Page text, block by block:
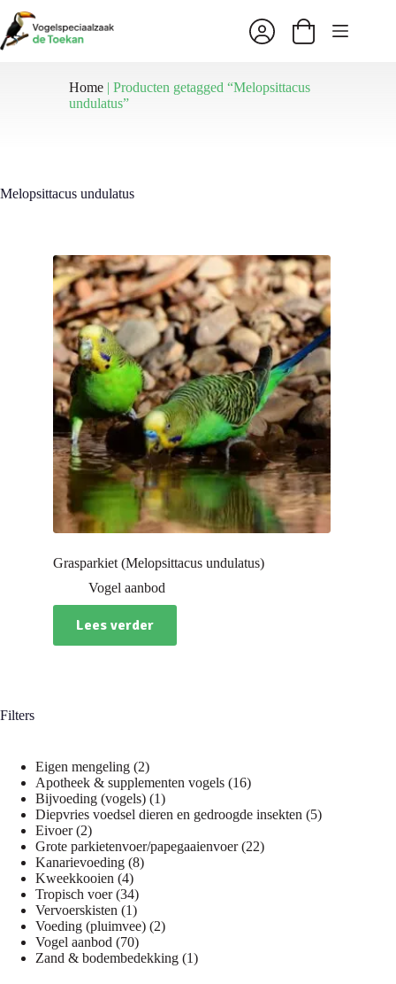
naar
de
inhoud
Winkelwagen
Home |Producten getagged “Melopsittacus
undulatus”
Melopsittacus undulatus
Grasparkiet (Melopsittacus undulatus)
Vogel aanbod
Lees verder
Filters
Eigen mengeling 22
producten
Apotheek & supplementen vogels 1616
Bijvoeding (vogels) 11
product
Diepvries voedsel dieren en gedroogde insekten 55
Eivoer 22
producten
Grote parkietenvoer/papegaaienvoer 2222
Kanarievoeding 88
Kweekkooien 44
producten
Tropisch voer 3434
producten
Vervoerskisten 11
product
Voeding (pluimvee) 22
Vogel aanbod 7070
producten
Zand & bodembedekking 11